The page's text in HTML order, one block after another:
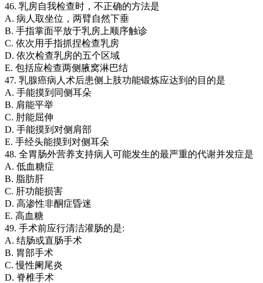
46. 乳房自我检查时，不正确的方法是
A. 病人取坐位，两臂自然下垂
B. 手指掌面平放于乳房上顺序触诊
C. 依次用手指抓捏检查乳房
D. 依次检查乳房的五个区域
E. 包括应检查两侧腋窝淋巴结
47. 乳腺癌病人术后患侧上肢功能锻炼应达到的目的是
A. 手能摸到同侧耳朵
B. 肩能平举
C. 肘能屈伸
D. 手能摸到对侧肩部
E. 手经头能摸到对侧耳朵
48. 全胃肠外营养支持病人可能发生的最严重的代谢并发症是
A. 低血糖症
B. 脂肪肝
C. 肝功能损害
D. 高渗性非酮症昏迷
E. 高血糖
49. 手术前应行清洁灌肠的是:
A. 结肠或直肠手术
B. 胃部手术
C. 慢性阑尾炎
D. 脊椎手术